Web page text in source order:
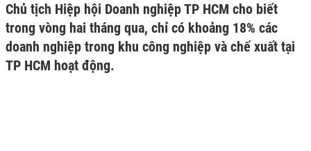
Chủ tịch Hiệp hội Doanh nghiệp TP HCM cho biết
trong vòng hai tháng qua, chỉ có khoảng 18% các
doanh nghiệp trong khu công nghiệp và chế xuất tại
TP HCM hoạt động.